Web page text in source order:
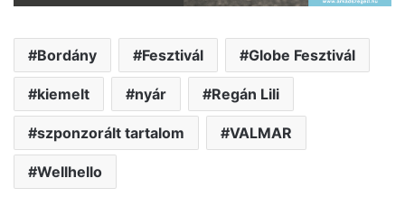
Bordány Fesztivál Globe Fesztivál
kiemelt nyár Regán Lili
szponzorált tartalom VALMAR
Wellhello